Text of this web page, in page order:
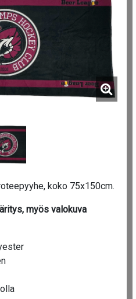
koko 75x150cm.
myös valokuva